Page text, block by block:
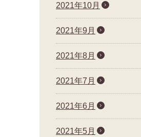
2021年10月
2021年9月
2021年8月
2021年7月
2021年6月
2021年5月